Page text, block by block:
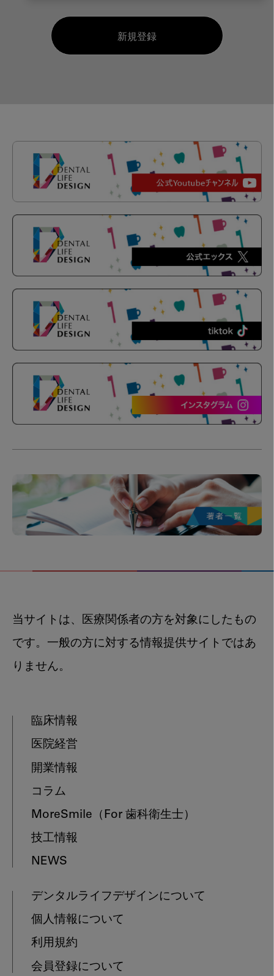
新規登録
当サイトは、医療関係者の方を対象にしたもの
です。一般の方に対する情報提供サイトではあ
りません。
臨床情報
医院経営
開業情報
コラム
MoreSmile （For 歯科衛生士）
技工情報
NEWS
デンタルライフデザインについて
個人情報について
利用規約
会員登録について